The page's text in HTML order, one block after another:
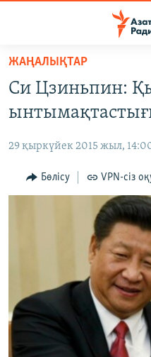
Skip
main
content
to
Navigation
Skip
САЯСАТ
ҚАҢТАР ОҚИҒАСЫ
АДАМ ҚҰҚЫҚТАРЫ
АРНАЙЫ ЖОБАЛАР
Русский
ЖАЗЫЛЫҢЫЗ
ЖАҢАЛЫҚТАР
Си Цзиньпин:
29 қыркүйек 2015 жыл,
Бөлісу VPN-сіз